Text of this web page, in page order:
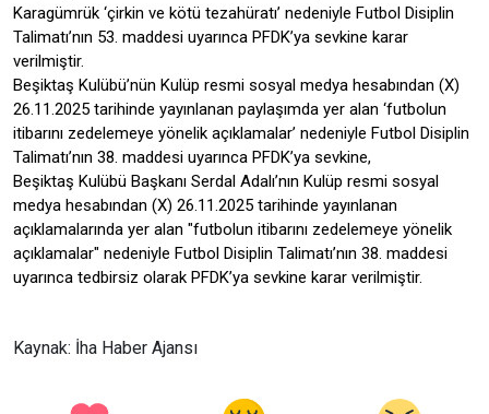
Karagümrük ‘çirkin ve kötü tezahüratı’ nedeniyle Futbol Disiplin
Talimatı’nın 53. maddesi uyarınca PFDK’ya sevkine karar
verilmiştir.
Beşiktaş Kulübü’nün Kulüp resmi sosyal medya hesabından (X)
26.11.2025 tarihinde yayınlanan paylaşımda yer alan ‘futbolun
itibarını zedelemeye yönelik açıklamalar’ nedeniyle Futbol Disiplin
Talimatı’nın 38. maddesi uyarınca PFDK’ya sevkine,
Beşiktaş Kulübü Başkanı Serdal Adalı’nın Kulüp resmi sosyal
medya hesabından (X) 26.11.2025 tarihinde yayınlanan
açıklamalarında yer alan "futbolun itibarını zedelemeye yönelik
açıklamalar" nedeniyle Futbol Disiplin Talimatı’nın 38. maddesi
uyarınca tedbirsiz olarak PFDK’ya sevkine karar verilmiştir.
Kaynak: İha Haber Ajansı